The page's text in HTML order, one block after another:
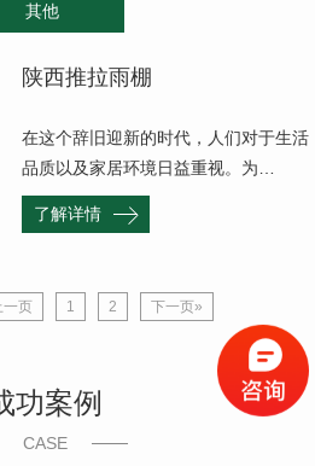
其他
陕西推拉雨棚
在这个辞旧迎新的时代，人们对于生活
品质以及家居环境日益重视。为…
了解详情
一页 1 2 下一页»
功案例
CASE